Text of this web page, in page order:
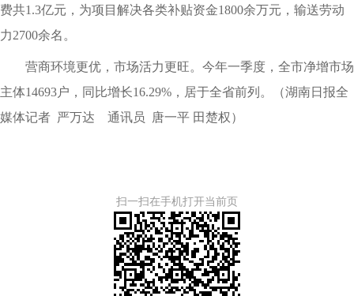
费共1.3亿元，为项目解决各类补贴资金1800余万元，输送劳动
力2700余名。
营商环境更优，市场活力更旺。今年一季度，全市净增市场
主体14693户，同比增长16.29%，居于全省前列。（湖南日报全
媒体记者 严万达 通讯员 唐一平 田楚权）
扫一扫在手机打开当前页